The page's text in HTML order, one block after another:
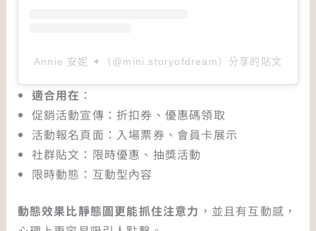
Annie 安妮 ✦（@mini.storyofdream）分享的貼文
適合用在 ：
促銷活動宣傳：折扣券、優惠碼領取
活動報名頁面：入場票券、會員卡展示
社群貼文：限時優惠、抽獎活動
限時動態：互動型內容
動態效果比靜態圖更能抓住注意力 ，並且有互動感，